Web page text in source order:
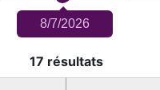
8/7/2026
17 résultats